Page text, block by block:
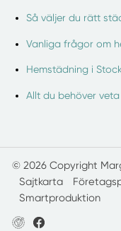
Så väljer du rätt
Vanliga frågor om
Hemstädning i
Allt du behöver
© 2026 Copyright
Sajtkarta
Smartproduktion